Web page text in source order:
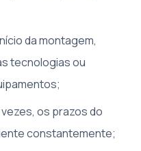
da montagem,
tecnologias ou
os prazos do
constantemente;